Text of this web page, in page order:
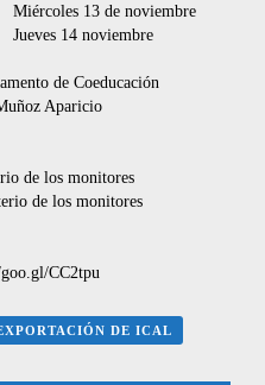
13 de noviembre
14 noviembre
de Coeducación
Aparicio
de los monitores
de los monitores
CC2tpu
DE ICAL